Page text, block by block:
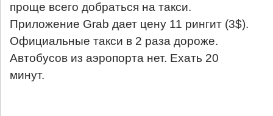
проще всего добраться на такси.
Приложение Grab дает цену 11 рингит (3$).
Официальные такси в 2 раза дороже.
Автобусов из аэропорта нет. Ехать 20
минут.